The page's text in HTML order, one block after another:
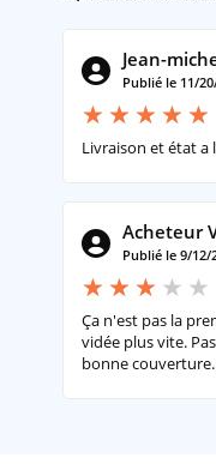
Jean-
Publié le 11/
Livraison et état a
Acheteur
Publié le 9/12/
Ça n'est pas la
vidée plus vite.
bonne couverture.